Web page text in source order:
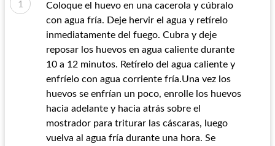
Coloque el huevo en una cacerola y cúbralo
con agua fría. Deje hervir el agua y retírelo
inmediatamente del fuego. Cubra y deje
reposar los huevos en agua caliente durante
10 a 12 minutos. Retírelo del agua caliente y
enfríelo con agua corriente fría.Una vez los
huevos se enfrían un poco, enrolle los huevos
hacia adelante y hacia atrás sobre el
mostrador para triturar las cáscaras, luego
vuelva al agua fría durante una hora. Se